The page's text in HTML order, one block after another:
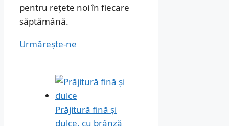
pentru rețete noi în fiecare
săptămână.
Urmărește-ne
Prăjitură fină și
dulce, cu brânză